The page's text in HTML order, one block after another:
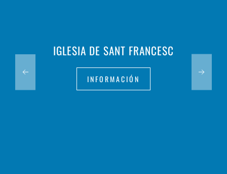
IGLESIA DE SANT FRANCESC
INFORMACIÓN